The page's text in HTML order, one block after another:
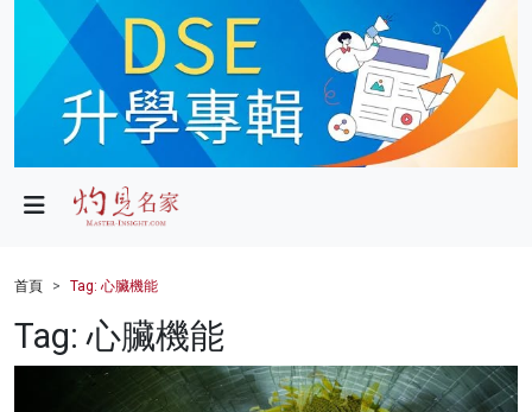
政局
財經
健康
首頁 Tag: 心臟機能
Tag: 心臟機能